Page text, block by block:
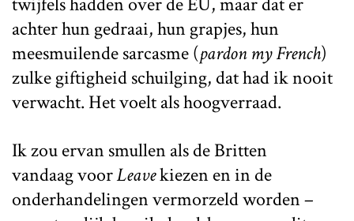
achter hun gedraai, hun grapjes, hun
meesmuilende sarcasme (pardon my French)
zulke giftigheid schuilging, dat had ik nooit
verwacht. Het voelt als hoogverraad.
Ik zou ervan smullen als de Britten
vandaag voorLeavekiezen en in de
onderhandelingen vermorzeld worden –